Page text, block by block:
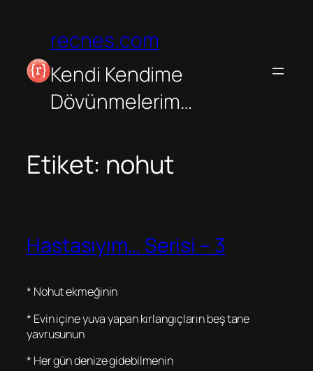
recnes.com
Kendi Kendime
Dövünmelerim…
Etiket: nohut
Hastasıyım… Serisi – 3
* Nohut ekmeğinin
* Evin içine yuva yapan kırlangıçların beş tane
yavrusunun
* Her gün denize gidebilmenin